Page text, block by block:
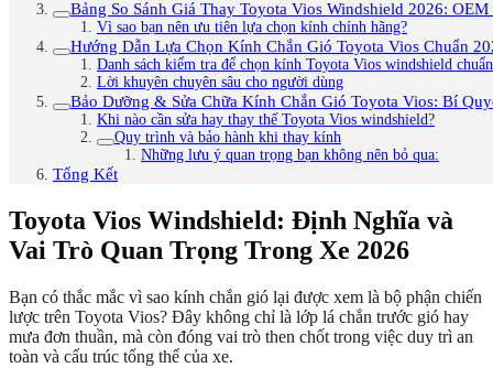
Bảng So Sánh Giá Thay Toyota Vios Windshield 2026:
Vì sao bạn nên ưu tiên lựa chọn kính chính hãng?
Hướng Dẫn Lựa Chọn Kính Chắn Gió Toyota Vios Chuẩn
Danh sách kiểm tra để chọn kính Toyota Vios windshield chuẩn
Lời khuyên chuyên sâu cho người dùng
Bảo Dưỡng & Sửa Chữa Kính Chắn Gió Toyota Vios: Bí
Khi nào cần sửa hay thay thế Toyota Vios windshield?
Quy trình và bảo hành khi thay kính
Những lưu ý quan trọng bạn không nên bỏ qua:
Tổng Kết
Toyota Vios Windshield: Định Nghĩa và
Vai Trò Quan Trọng Trong Xe 2026
Bạn có thắc mắc vì sao kính chắn gió lại được xem là bộ phận chiến
lược trên Toyota Vios? Đây không chỉ là lớp lá chắn trước gió hay
mưa đơn thuần, mà còn đóng vai trò then chốt trong việc duy trì an
toàn và cấu trúc tổng thể của xe.